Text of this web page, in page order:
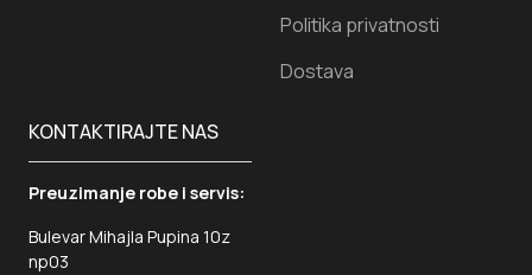
Politika privatnosti
Dostava
KONTAKTIRAJTE NAS
Preuzimanje robe i servis:
Bulevar Mihajla Pupina 10z
np03